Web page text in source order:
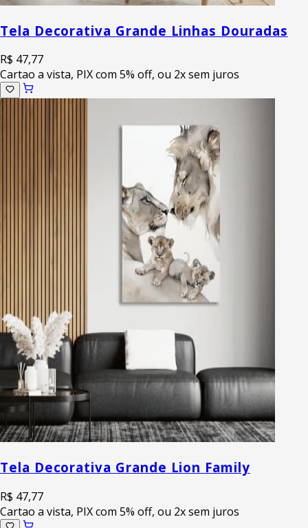
Tela Decorativa Grande Linhas Douradas
R$ 47,77
Cartao a vista, PIX com 5% off, ou 2x sem juros
Tela Decorativa Grande Lion Family
R$ 47,77
Cartao a vista, PIX com 5% off, ou 2x sem juros